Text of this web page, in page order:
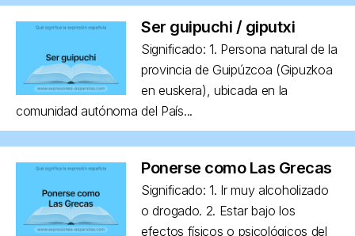
Ser guipuchi / giputxi
Significado: 1. Persona natural de la
provincia de Guipúzcoa (Gipuzkoa
en euskera), ubicada en la
comunidad autónoma del País...
Ponerse como Las Grecas
Significado: 1. Ir muy alcoholizado
o drogado. 2. Estar bajo los
efectos físicos o psicológicos del